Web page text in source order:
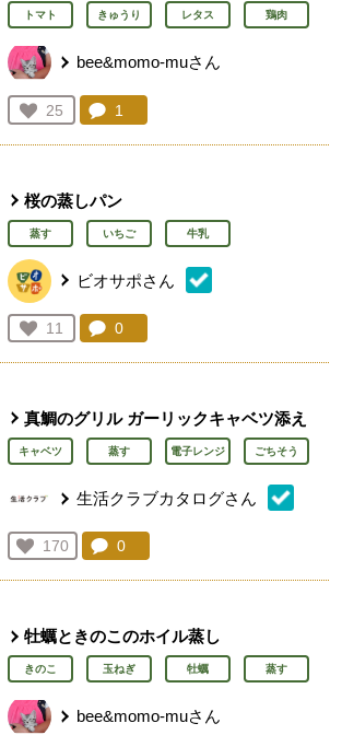
トマト きゅうり レタス 鶏肉
bee&momo-muさん
お気に入り登録：
25
人が登録
コメント：
1
桜の蒸しパン
蒸す いちご 牛乳
ビオサポさん
お気に入り登録：
11
人が登録
コメント：
0
真鯛のグリル ガーリックキャベツ添え
キャベツ 蒸す 電子レンジ ごちそう
生活クラブカタログさん
お気に入り登録：
170
人が登録
コメント：
0
牡蠣ときのこのホイル蒸し
きのこ 玉ねぎ 牡蠣 蒸す
bee&momo-muさん